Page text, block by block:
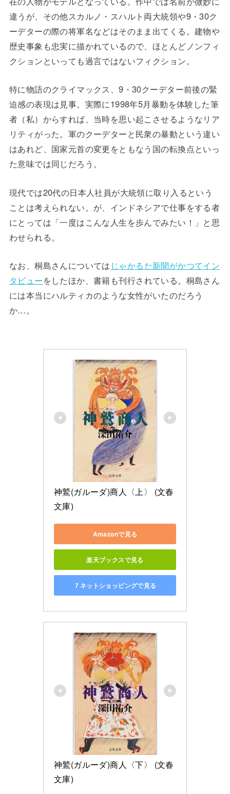
違うが、その他スカルノ・スハルト両大統領や9・30ク
ーデターの際の将軍名などはそのまま出てくる。建物や
歴史事象も忠実に描かれているので、ほとんどノンフィ
クションといっても過言ではないフィクション。
特に物語のクライマックス、9・30クーデター前後の緊
迫感の表現は見事。実際に1998年5月暴動を体験した筆
者（私）からすれば、当時を思い起こさせるようなリア
リティがった。軍のクーデターと民衆の暴動という違い
はあれど、国家元首の変更をともなう国の転換点といっ
た意味では同じだろう。
現代では20代の日本人社員が大統領に取り入るという
ことは考えられない。が、インドネシアで仕事をする者
にとっては「一度はこんな人生を歩んでみたい！」と思
わせられる。
なお、桐島さんについては じゃかるた新聞がかつてイン
タビューをしたほか、書籍も刊行されている。桐島さん
には本当にハルティカのような女性がいたのだろう
か…。
神鷲(ガルーダ)商人〈上〉 (文春
文庫)
Amazonで見る
楽天ブックスで見る
７ネットショッピングで見る
神鷲(ガルーダ)商人〈下〉 (文春
文庫)